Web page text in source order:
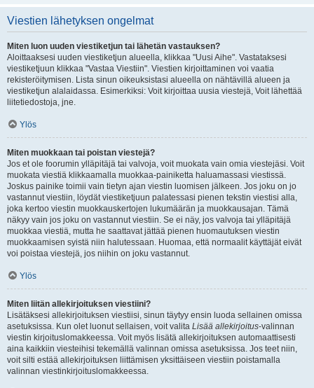
Viestien lähetyksen ongelmat
Miten luon uuden viestiketjun tai lähetän vastauksen?
Aloittaaksesi uuden viestiketjun alueella, klikkaa "Uusi Aihe". Vastataksesi
viestiketjuun klikkaa "Vastaa Viestiin". Viestien kirjoittaminen voi vaatia
rekisteröitymisen. Lista sinun oikeuksistasi alueella on nähtävillä alueen ja
viestiketjun alalaidassa. Esimerkiksi: Voit kirjoittaa uusia viestejä, Voit lähettää
liitetiedostoja, jne.
Ylös
Miten muokkaan tai poistan viestejä?
Jos et ole foorumin ylläpitäjä tai valvoja, voit muokata vain omia viestejäsi. Voit
muokata viestiä klikkaamalla muokkaa-painiketta haluamassasi viestissä.
Joskus painike toimii vain tietyn ajan viestin luomisen jälkeen. Jos joku on jo
vastannut viestiin, löydät viestiketjuun palatessasi pienen tekstin viestisi alla,
joka kertoo viestin muokkauskertojen lukumäärän ja muokkausajan. Tämä
näkyy vain jos joku on vastannut viestiin. Se ei näy, jos valvoja tai ylläpitäjä
muokkaa viestiä, mutta he saattavat jättää pienen huomautuksen viestin
muokkaamisen syistä niin halutessaan. Huomaa, että normaalit käyttäjät eivät
voi poistaa viestejä, jos niihin on joku vastannut.
Ylös
Miten liitän allekirjoituksen viestiini?
Lisätäksesi allekirjoituksen viestiisi, sinun täytyy ensin luoda sellainen omissa
asetuksissa. Kun olet luonut sellaisen, voit valita Lisää allekirjoitus-valinnan
viestin kirjoituslomakkeessa. Voit myös lisätä allekirjoituksen automaattisesti
aina kaikkiin viesteihisi tekemällä valinnan omissa asetuksissa. Jos teet niin,
voit silti estää allekirjoituksen liittämisen yksittäiseen viestiin poistamalla
valinnan viestinkirjoituslomakkeessa.